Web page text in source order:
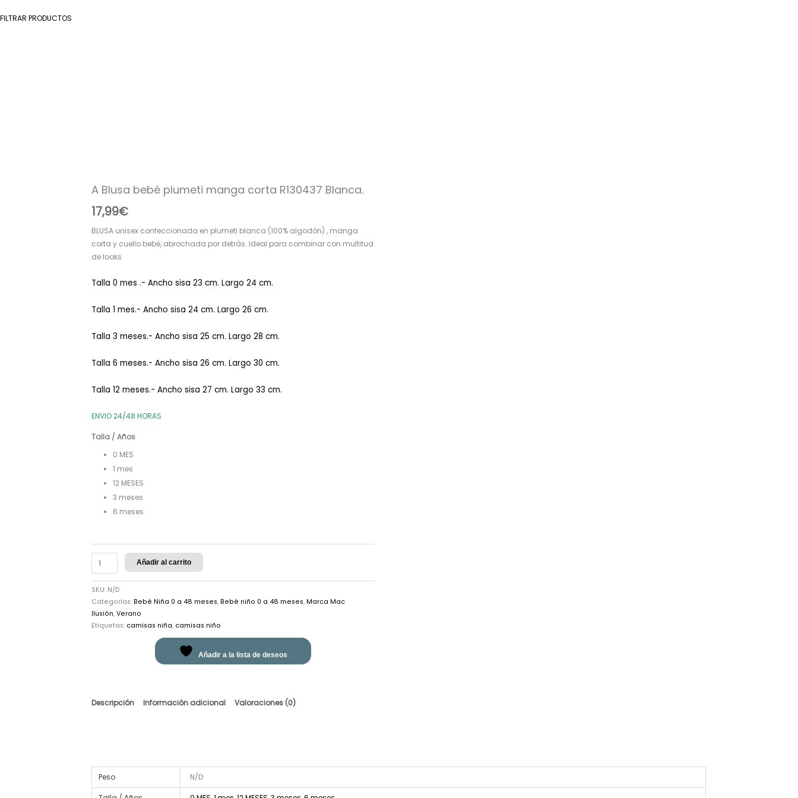
FILTRAR PRODUCTOS
A Blusa bebé plumeti manga corta R130437 Blanca.
17,99€
BLUSA unisex confeccionada en plumeti blanca (100% algodón) , manga
corta y cuello bebé, abrochada por detrás. Ideal para combinar con multitud
de looks.
Talla 0 mes .- Ancho sisa 23 cm. Largo 24 cm.
Talla 1 mes.- Ancho sisa 24 cm. Largo 26 cm.
Talla 3 meses.- Ancho sisa 25 cm. Largo 28 cm.
Talla 6 meses.- Ancho sisa 26 cm. Largo 30 cm.
Talla 12 meses.- Ancho sisa 27 cm. Largo 33 cm.
ENVIO 24/48 HORAS
Talla / Años
0 MES
1 mes
12 MESES
3 meses
6 meses
R130437
cantidad
Añadir al carrito
SKU: N/D
Categorías: Bebé Niña 0 a 48 meses, Bebé niño 0 a 48 meses, Marca Mac
Ilusión,Verano
Etiquetas: camisas niña, camisas niño
Añadir a la lista de deseos
Descripción Información adicional Valoraciones (0)
Peso N/D